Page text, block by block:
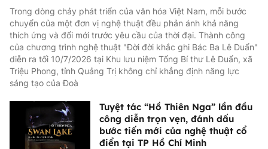
Trong dòng chảy phát triển của văn hóa Việt Nam, mỗi bước
chuyển của một đơn vị nghệ thuật đều phản ánh khả năng
thích ứng và đổi mới trước yêu cầu của thời đại. Thành công
của chương trình nghệ thuật "Đời đời khắc ghi Bác Ba Lê Duẩn"
diễn ra tối 10/7/2026 tại Khu lưu niệm Tổng Bí thư Lê Duẩn, xã
Triệu Phong, tỉnh Quảng Trị không chỉ khẳng định năng lực
sáng tạo của Đoà
Tuyệt tác “Hồ Thiên Nga” lần đầu
công diễn trọn vẹn, đánh dấu
bước tiến mới của nghệ thuật cổ
điển tại TP Hồ Chí Minh